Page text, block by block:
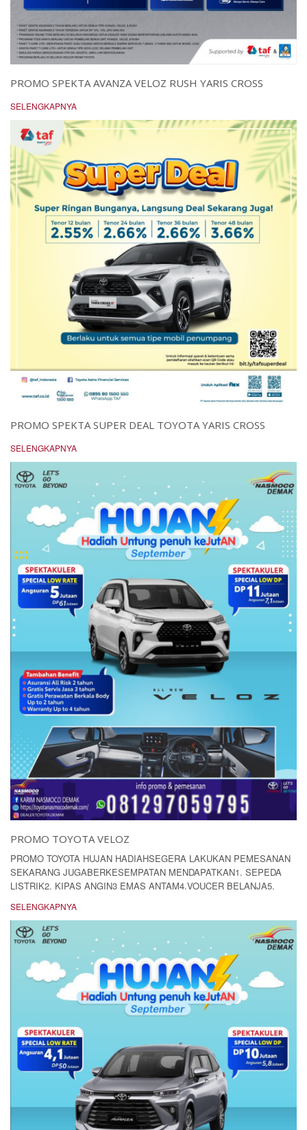
PROMO SPEKTA AVANZA VELOZ RUSH YARIS CROSS
SELENGKAPNYA
PROMO SPEKTA SUPER DEAL TOYOTA YARIS CROSS
SELENGKAPNYA
PROMO TOYOTA VELOZ
PROMO TOYOTA HUJAN HADIAHSEGERA LAKUKAN PEMESANAN
SEKARANG JUGABERKESEMPATAN MENDAPATKAN1. SEPEDA
LISTRIK2. KIPAS ANGIN3 EMAS ANTAM4.VOUCER BELANJA5.
SELENGKAPNYA